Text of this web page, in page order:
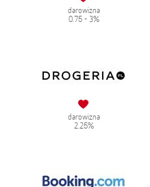
darowizna
0.75 - 3%
darowizna
2.25%